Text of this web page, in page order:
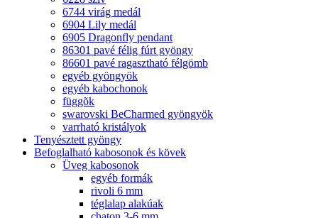
6744 virág medál
6904 Lily medál
6905 Dragonfly pendant
86301 pavé félig fúrt gyöngy
86601 pavé ragasztható félgömb
egyéb gyöngyök
egyéb kabochonok
függõk
swarovski BeCharmed gyöngyök
varrható kristályok
Tenyésztett gyöngy
Befoglalható kabosonok és kövek
Üveg kabosonok
egyéb formák
rivoli 6 mm
téglalap alakúak